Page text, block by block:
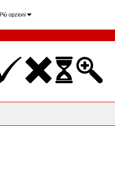
Più opzioni